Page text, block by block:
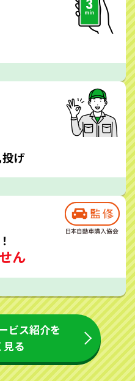
げ
ん
ビス紹介を
見る